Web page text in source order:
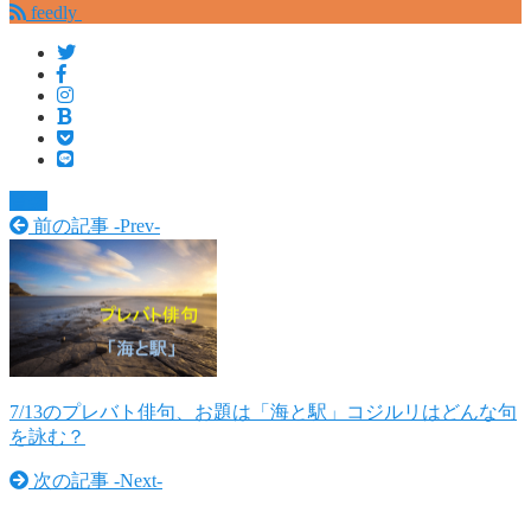
feedly
前の記事 -Prev-
7/13のプレバト俳句、お題は「海と駅」コジルリはどんな句
を詠む？
次の記事 -Next-